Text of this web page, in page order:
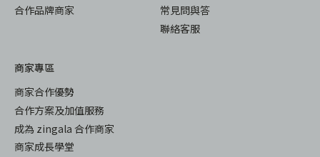
合作品牌商家
常見問與答
聯絡客服
商家專區
商家合作優勢
合作方案及加值服務
成為 zingala 合作商家
商家成長學堂